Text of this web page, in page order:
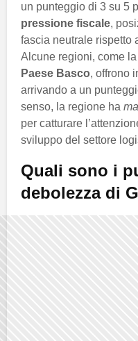
un punteggio di 3 su 5
pressione fiscale,
fascia neutrale rispetto
Alcune regioni, come la
Paese Basco, offrono
arrivando a un
senso, la regione ha
per catturare
sviluppo del settore
Quali sono i
debolezza di